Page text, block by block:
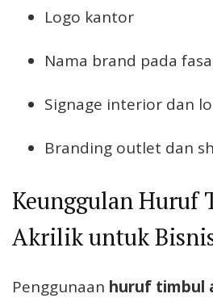
Logo kantor
Nama brand pada
Signage interior dan
Branding outlet dan
Keunggulan Huruf
Akrilik untuk
Penggunaan huruf timbul